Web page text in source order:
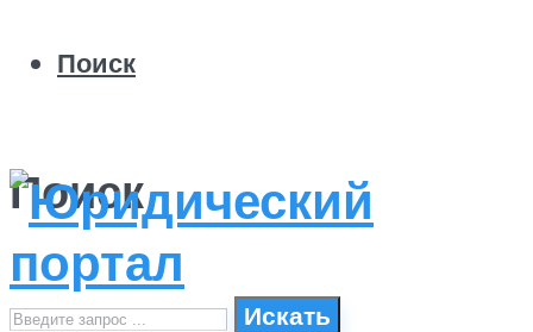
Поиск
Поиск
Искать